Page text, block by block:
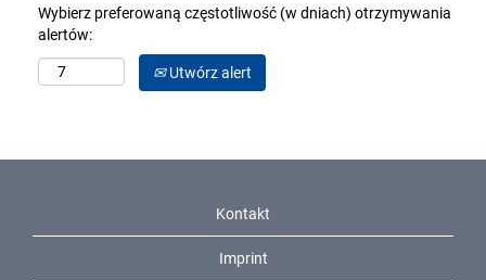
Wybierz preferowaną częstotliwość (w dniach) otrzymywania
alertów:
Utwórz alert
Kontakt
Imprint